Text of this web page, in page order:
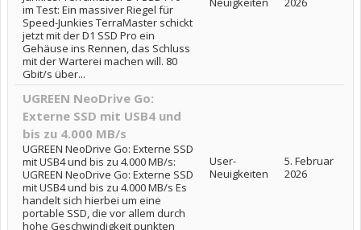
im Test: Ein massiver Riegel für
Speed-Junkies TerraMaster schickt
jetzt mit der D1 SSD Pro ein
Gehäuse ins Rennen, das Schluss
mit der Warterei machen will. 80
Gbit/s über...
UGREEN NeoDrive Go:
Externe SSD mit USB4 und
bis zu 4.000 MB/s
UGREEN NeoDrive Go: Externe SSD
mit USB4 und bis zu 4.000 MB/s:
UGREEN NeoDrive Go: Externe SSD
mit USB4 und bis zu 4.000 MB/s Es
handelt sich hierbei um eine
portable SSD, die vor allem durch
hohe Geschwindigkeit punkten
User-
Neuigkeiten
5. Februar
2026